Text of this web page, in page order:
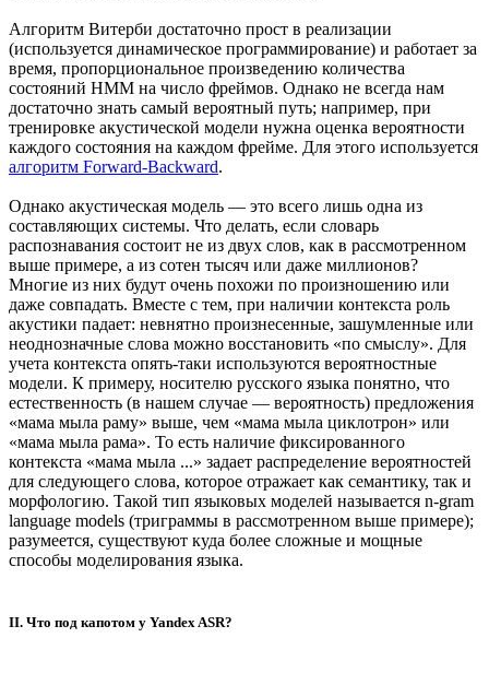
Алгоритм Витерби достаточно прост в реализации
(используется динамическое программирование) и работает за
время, пропорциональное произведению количества
состояний HMM на число фреймов. Однако не всегда нам
достаточно знать самый вероятный путь; например, при
тренировке акустической модели нужна оценка вероятности
каждого состояния на каждом фрейме. Для этого используется
алгоритм Forward-Backward.
Однако акустическая модель — это всего лишь одна из
составляющих системы. Что делать, если словарь
распознавания состоит не из двух слов, как в рассмотренном
выше примере, а из сотен тысяч или даже миллионов?
Многие из них будут очень похожи по произношению или
даже совпадать. Вместе с тем, при наличии контекста роль
акустики падает: невнятно произнесенные, зашумленные или
неоднозначные слова можно восстановить «по смыслу». Для
учета контекста опять-таки используются вероятностные
модели. К примеру, носителю русского языка понятно, что
естественность (в нашем случае — вероятность) предложения
«мама мыла раму» выше, чем «мама мыла циклотрон» или
«мама мыла рама». То есть наличие фиксированного
контекста «мама мыла ...» задает распределение вероятностей
для следующего слова, которое отражает как семантику, так и
морфологию. Такой тип языковых моделей называется n-gram
language models (триграммы в рассмотренном выше примере);
разумеется, существуют куда более сложные и мощные
способы моделирования языка.
II. Что под капотом у Yandex ASR?